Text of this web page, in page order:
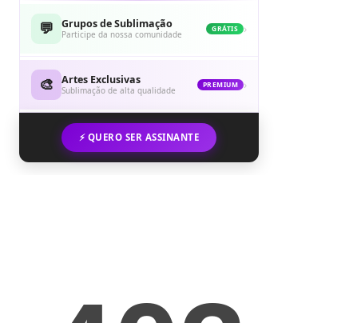
💬 Grupos de Sublimação
Participe da nossa comunidade
GRÁTIS ›
🎨 Artes Exclusivas
Sublimação de alta qualidade
PREMIUM ›
⚡ QUERO SER ASSINANTE